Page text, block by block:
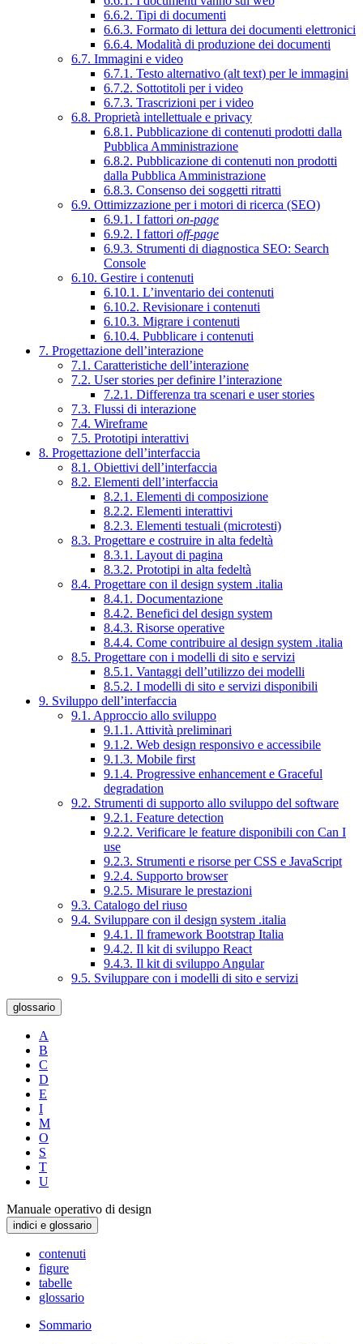
6.6.2. Tipi di documenti
6.6.3. Formato di lettura dei documenti elettronici
6.6.4. Modalità di produzione dei documenti
6.7. Immagini e video
6.7.1. Testo alternativo (alt text) per le immagini
6.7.2. Sottotitoli per i video
6.7.3. Trascrizioni per i video
6.8. Proprietà intellettuale e privacy
6.8.1. Pubblicazione di contenuti prodotti dalla
Pubblica Amministrazione
6.8.2. Pubblicazione di contenuti non prodotti
dalla Pubblica Amministrazione
6.8.3. Consenso dei soggetti ritratti
6.9. Ottimizzazione per i motori di ricerca (SEO)
6.9.1. I fattori on-page
6.9.2. I fattori off-page
6.9.3. Strumenti di diagnostica SEO: Search
Console
6.10. Gestire i contenuti
6.10.1. L’inventario dei contenuti
6.10.2. Revisionare i contenuti
6.10.3. Migrare i contenuti
6.10.4. Pubblicare i contenuti
7. Progettazione dell’interazione
7.1. Caratteristiche dell’interazione
7.2. User stories per definire l’interazione
7.2.1. Differenza tra scenari e user stories
7.3. Flussi di interazione
7.4. Wireframe
7.5. Prototipi interattivi
8. Progettazione dell’interfaccia
8.1. Obiettivi dell’interfaccia
8.2. Elementi dell’interfaccia
8.2.1. Elementi di composizione
8.2.2. Elementi interattivi
8.2.3. Elementi testuali (microtesti)
8.3. Progettare e costruire in alta fedeltà
8.3.1. Layout di pagina
8.3.2. Prototipi in alta fedeltà
8.4. Progettare con il design system .italia
8.4.1. Documentazione
8.4.2. Benefici del design system
8.4.3. Risorse operative
8.4.4. Come contribuire al design system .italia
8.5. Progettare con i modelli di sito e servizi
8.5.1. Vantaggi dell’utilizzo dei modelli
8.5.2. I modelli di sito e servizi disponibili
9. Sviluppo dell’interfaccia
9.1. Approccio allo sviluppo
9.1.1. Attività preliminari
9.1.2. Web design responsivo e accessibile
9.1.3. Mobile first
9.1.4. Progressive enhancement e Graceful
degradation
9.2. Strumenti di supporto allo sviluppo del software
9.2.1. Feature detection
9.2.2. Verificare le feature disponibili con Can I
use
9.2.3. Strumenti e risorse per CSS e JavaScript
9.2.4. Supporto browser
9.2.5. Misurare le prestazioni
9.3. Catalogo del riuso
9.4. Sviluppare con il design system .italia
9.4.1. Il framework Bootstrap Italia
9.4.2. Il kit di sviluppo React
9.4.3. Il kit di sviluppo Angular
9.5. Sviluppare con i modelli di sito e servizi
glossario
A
B
C
D
E
I
M
O
S
T
U
Manuale operativo di design
indici e glossario
contenuti
figure
tabelle
glossario
Sommario